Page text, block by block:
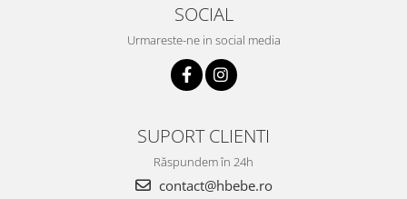
SOCIAL
Urmareste-ne in social media
SUPORT CLIENTI
Răspundem în 24h
contact@hbebe.ro